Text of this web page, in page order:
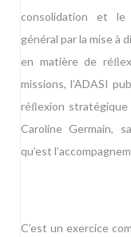
consolidation et le
général par la mise à
en matière de
missions, l’ADASI
réﬂexion
Caroline Germain,
qu’est
C’est un exercice